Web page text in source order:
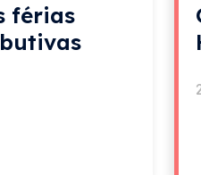
férias